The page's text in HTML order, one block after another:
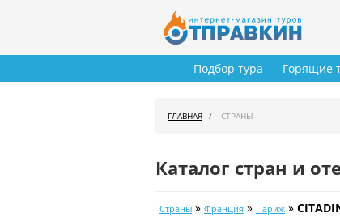
Подбор тура Горящие
ГЛАВНАЯ СТРАНЫ
Каталог стран и
Страны » Франция » Париж »